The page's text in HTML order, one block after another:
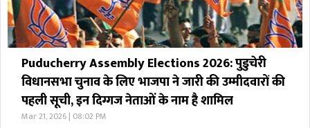
Puducherry Assembly Elections 2026: पुडुचेरी
विधानसभा चुनाव के लिए भाजपा ने जारी की उम्मीदवारों की
पहली सूची, इन दिग्गज नेताओं के नाम है शामिल
Mar 21, 2026 | 08:02 PM